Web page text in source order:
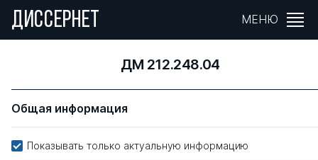
ДИССЕРНЕТ МЕНЮ
ДМ 212.248.04
Общая информация
Показывать только актуальную информацию